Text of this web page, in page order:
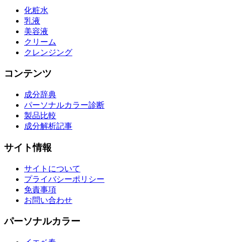
化粧水
乳液
美容液
クリーム
クレンジング
コンテンツ
成分辞典
パーソナルカラー診断
製品比較
成分解析記事
サイト情報
サイトについて
プライバシーポリシー
免責事項
お問い合わせ
パーソナルカラー